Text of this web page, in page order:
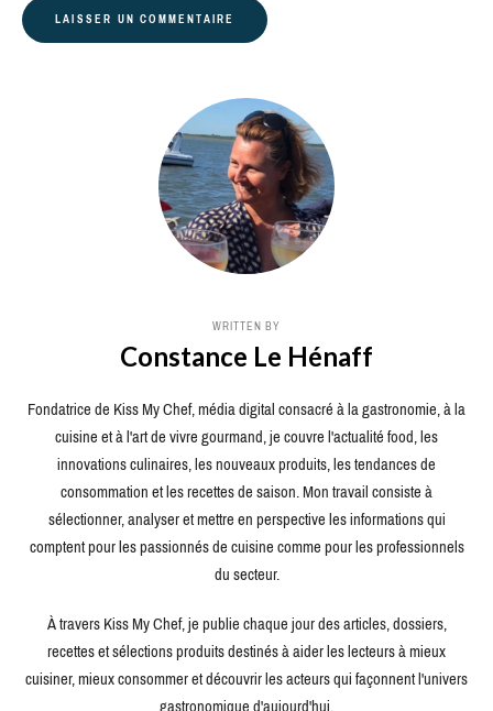
WRITTEN BY
Constance Le Hénaff
Fondatrice de Kiss My Chef, média digital consacré à la gastronomie, à la
cuisine et à l'art de vivre gourmand, je couvre l'actualité food, les
innovations culinaires, les nouveaux produits, les tendances de
consommation et les recettes de saison. Mon travail consiste à
sélectionner, analyser et mettre en perspective les informations qui
comptent pour les passionnés de cuisine comme pour les professionnels
du secteur.
À travers Kiss My Chef, je publie chaque jour des articles, dossiers,
recettes et sélections produits destinés à aider les lecteurs à mieux
cuisiner, mieux consommer et découvrir les acteurs qui façonnent l'univers